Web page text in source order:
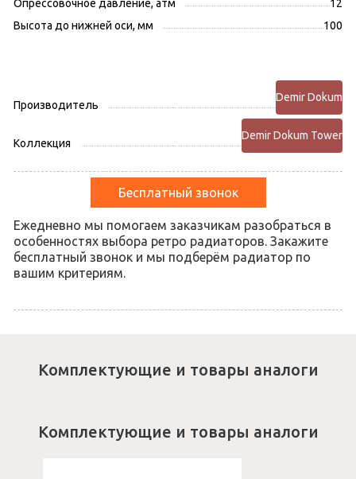
Опрессовочное давление, атм
12
Высота до нижней оси, мм
100
Производитель
Demir Dokum
Коллекция
Demir Dokum Tower
Бесплатный звонок
Ежедневно мы помогаем заказчикам разобраться в
особенностях выбора ретро радиаторов. Закажите
бесплатный звонок и мы подберём радиатор по
вашим критериям.
Комплектующие и товары аналоги
Комплектующие и товары аналоги